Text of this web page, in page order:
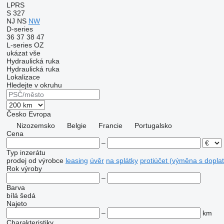
LPRS
S 327
NJ NS NW
D-series
36 37 38 47
L-series OZ
ukázat vše
Hydraulická ruka
Hydraulická ruka
Lokalizace
Hledejte v okruhu
Česko Evropa
Nizozemsko
Belgie Francie
Portugalsko
Cena
–
Typ inzerátu
prodej od výrobce leasing úvěr na splátky protiúčet (výměna s
Rok výroby
–
Barva
bílá šedá
Najeto
–
km